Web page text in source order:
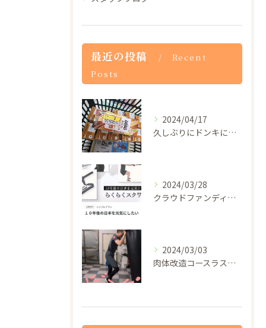
最近の投稿
Recent
Posts
2024/04/17
久しぶりにドンキに行ったらザバスのプロテインドリンクが1本5...
2024/03/28
クラウドファンディングの審査が通過したので5月29日から一般...
2024/03/03
肉体改造コースラストの膝蹴り100発！